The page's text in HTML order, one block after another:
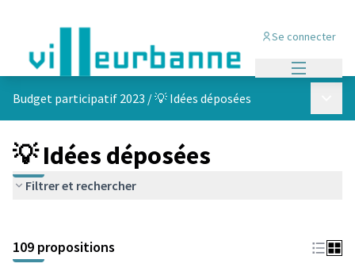
Se connecter
Budget participatif 2023 /💡 Idées déposées
💡 Idées déposées
Filtrer et rechercher
+
−
109 propositions